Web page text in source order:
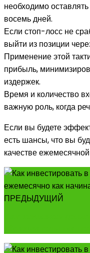
необходимо
восемь дней.
Если стоп-лосс не
выйти из позиции
Применение этой
прибыль,
издержек.
Время и количество
важную роль, когда
Если вы будете
есть шансы, что вы
качестве
ПРЕДЫДУЩИЙ